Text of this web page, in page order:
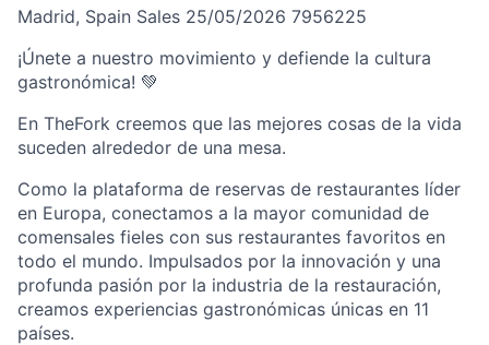
Madrid, Spain Sales 25/05/2026 7956225
¡Únete a nuestro movimiento y defiende la cultura
gastronómica! 💚
En TheFork creemos que las mejores cosas de la vida
suceden alrededor de una mesa.
Como la plataforma de reservas de restaurantes líder
en Europa, conectamos a la mayor comunidad de
comensales fieles con sus restaurantes favoritos en
todo el mundo. Impulsados por la innovación y una
profunda pasión por la industria de la restauración,
creamos experiencias gastronómicas únicas en 11
países.